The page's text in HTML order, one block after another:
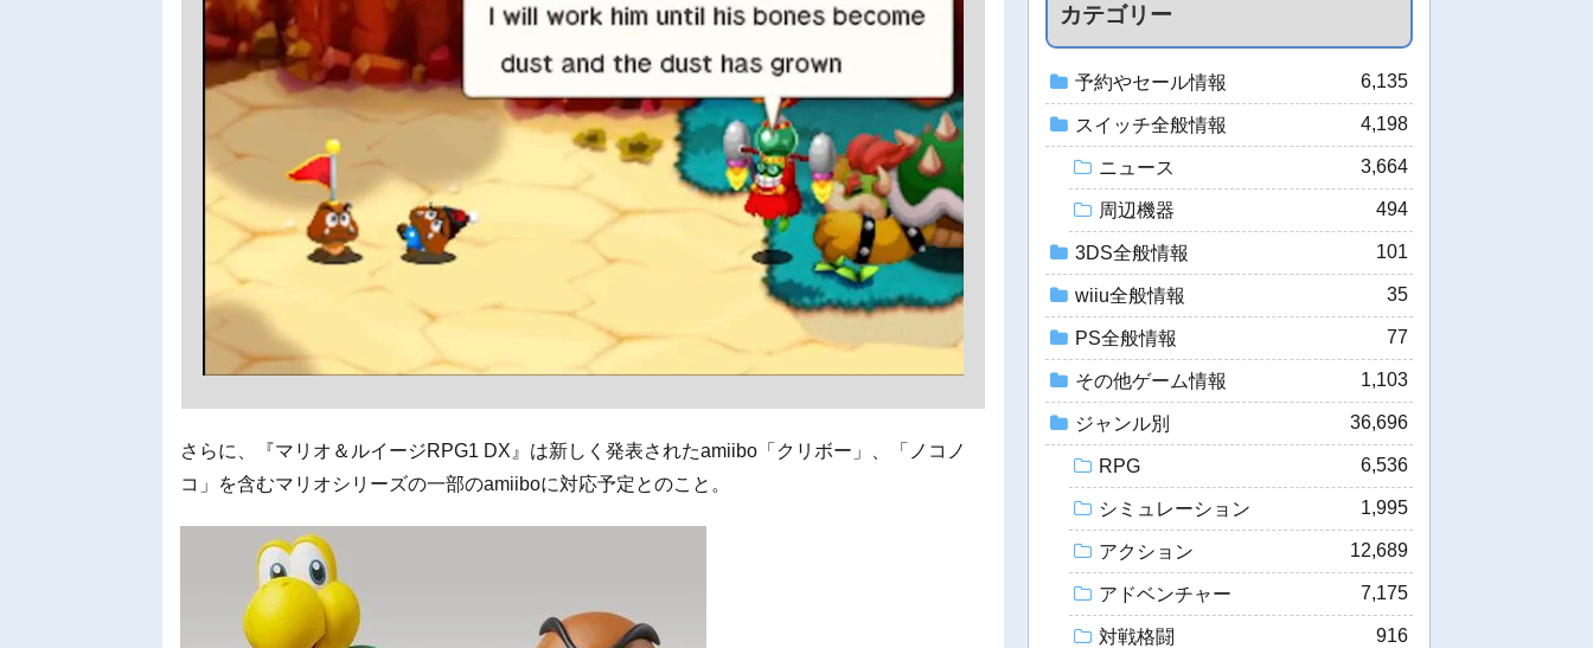
さらに、『マリオ＆ルイージRPG1 DX』は新しく発表されたamiibo「クリボー」、「ノコノ
コ」を含むマリオシリーズの一部のamiiboに対応予定とのこと。
カテゴリー
予約やセール情報 6,135
スイッチ全般情報 4,198
ニュース 3,664
周辺機器 494
3DS全般情報 101
wiiu全般情報 35
PS全般情報 77
その他ゲーム情報 1,103
ジャンル別 36,696
RPG 6,536
シミュレーション 1,995
アクション 12,689
アドベンチャー 7,175
対戦格闘 916